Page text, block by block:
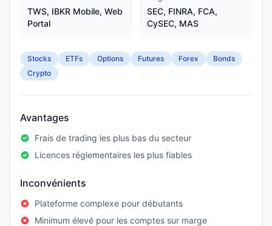
TWS, IBKR Mobile, Web
Portal
SEC, FINRA, FCA,
CySEC, MAS
Stocks ETFs Options Futures Forex
Bonds
Crypto
Avantages
Frais de trading les plus bas du secteur
Licences réglementaires les plus fiables
Inconvénients
Plateforme complexe pour débutants
Minimum élevé pour les comptes sur marge